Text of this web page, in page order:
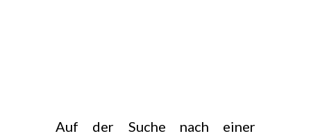
Auf der Suche nach einer